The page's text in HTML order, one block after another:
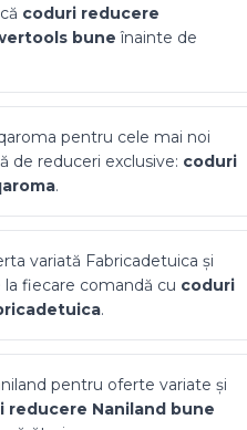
coduri reducere
bune înainte de
pentru cele mai noi
de reduceri exclusive: coduri
.
variată Fabricadetuica și
fiecare comandă cu coduri
.
pentru oferte variate și
reducere Naniland bune